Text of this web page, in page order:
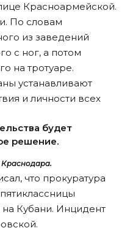
Красноармейской.
По словам
из заведений
с ног, а потом
на тротуаре.
устанавливают
и личности всех
будет
решение.
, что прокуратура
Кубани. Инцидент